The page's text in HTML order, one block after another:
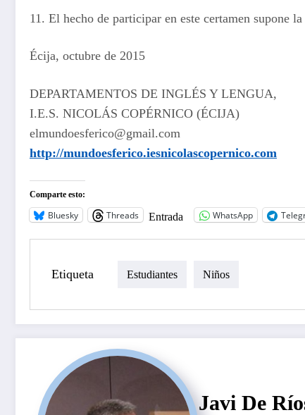
11. El hecho de participar en este certamen supone
Écija, octubre de 2015
DEPARTAMENTOS DE INGLÉS Y LENGUA,
I.E.S. NICOLÁS COPÉRNICO (ÉCIJA)
elmundoesferico@gmail.com
http://mundoesferico.iesnicolascopernico.com
Comparte esto:
Bluesky Threads Entrada WhatsApp
Etiqueta Estudiantes Niños
Javi De